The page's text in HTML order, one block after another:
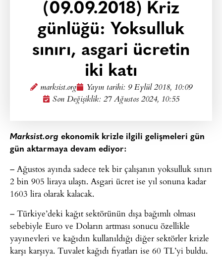
(09.09.2018) Kriz
günlüğü: Yoksulluk
sınırı, asgari ücretin
iki katı
marksist.org Yayın tarihi: 9 Eylül 2018, 10:09
Son Değişiklik: 27 Ağustos 2024, 10:55
Marksist.org ekonomik krizle ilgili gelişmeleri gün
gün aktarmaya devam ediyor:
– Ağustos ayında sadece tek bir çalışanın yoksulluk sınırı
2 bin 905 liraya ulaştı. Asgari ücret ise yıl sonuna kadar
1603 lira olarak kalacak.
– Türkiye’deki kağıt sektörünün dışa bağımlı olması
sebebiyle Euro ve Doların artması sonucu özellikle
yayınevleri ve kağıdın kullanıldığı diğer sektörler krizle
karşı karşıya. Tuvalet kağıdı fiyatları ise 60 TL’yi buldu.